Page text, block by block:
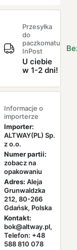
Przesyłka
do
paczkomatu
InPost
U ciebie
w 1-2 dni!
Informacje o
importerze
Importer:
ALTWAY(PL) Sp.
z o.o.
Numer partii:
zobacz na
opakowaniu
Adres: Aleja
Grunwaldzka
212, 80-266
Gdańsk, Polska
Kontakt:
bok@altway.pl,
Telefon: +48
588 810 078